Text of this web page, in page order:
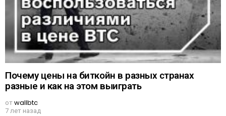
Почему цены на биткойн в разных странах
разные и как на этом выиграть
отwallbtc
7 лет назад